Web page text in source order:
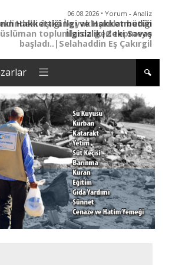
06.08.2026 • Yorum - Analiz
Hakkettiği İlgi ve Hakketmediği
İlgisizlik|Zeki Savaş